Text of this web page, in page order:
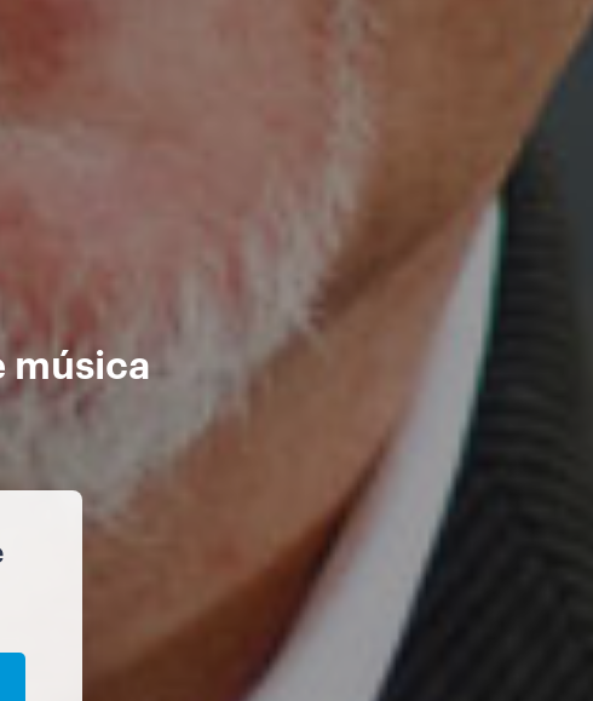
música